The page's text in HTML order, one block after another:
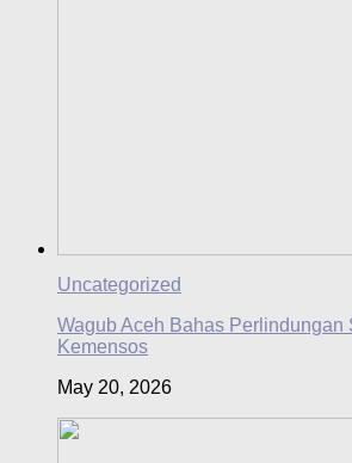
Uncategorized
Wagub Aceh Bahas Perlindungan
Kemensos
May 20, 2026